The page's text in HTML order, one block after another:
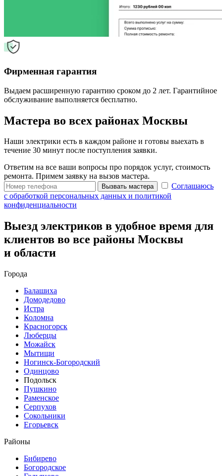
Фирменная гарантия
Выдаем расширенную гарантию сроком до 2 лет. Гарантийное
обслуживание выполняется бесплатно.
Мастера во всех районах Москвы
Наши электрики есть в каждом районе и готовы выехать в
течение 30 минут после поступления заявки.
Ответим на все ваши вопросы про порядок услуг, стоимость
ремонта. Примем заявку на вызов мастера.
Вызвать мастера
Соглашаюсь
с обработкой персональных данных и политикой
конфиденциальности
Выезд электриков в удобное время для
клиентов во все районы Москвы
и области
Города
Балашиха
Домодедово
Истра
Коломна
Красногорск
Люберцы
Можайск
Мытищи
Ногинск-Богородский
Одинцово
Подольск
Пушкино
Раменское
Серпухов
Сокольники
Егорьевск
Районы
Бибирево
Богородское